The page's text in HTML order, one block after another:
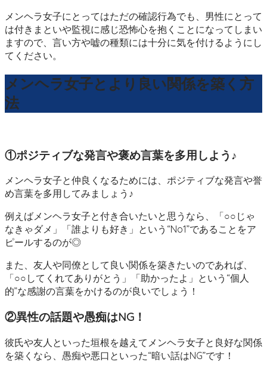
メンヘラ女子にとってはただの確認行為でも、男性にとって
は付きまといや監視に感じ恐怖心を抱くことになってしまい
ますので、言い方や嘘の種類には十分に気を付けるようにし
てください。
メンヘラ女子とより良い関係を築く方
法
①ポジティブな発言や褒め言葉を多用しよう♪
メンヘラ女子と仲良くなるためには、ポジティブな発言や誉
め言葉を多用してみましょう♪
例えばメンヘラ女子と付き合いたいと思うなら、「○○じゃ
なきゃダメ」「誰よりも好き」という“No1”であることをア
ピールするのが◎
また、友人や同僚として良い関係を築きたいのであれば、
「○○してくれてありがとう」「助かったよ」という“個人
的”な感謝の言葉をかけるのが良いでしょう！
②異性の話題や愚痴はNG！
彼氏や友人といった垣根を越えてメンヘラ女子と良好な関係
を築くなら、愚痴や悪口といった“暗い話はNG”です！